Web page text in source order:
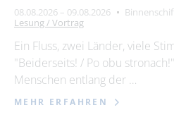
10
11 12 13
17
18 19 20
24
25 26 27
08.08.2026 – 09.08.2026
Lesung / Vortrag
Ein Fluss, zwei Länder, viele
"Beiderseits! / Po obu
Menschen entlang der …
MEHR ERFAHREN